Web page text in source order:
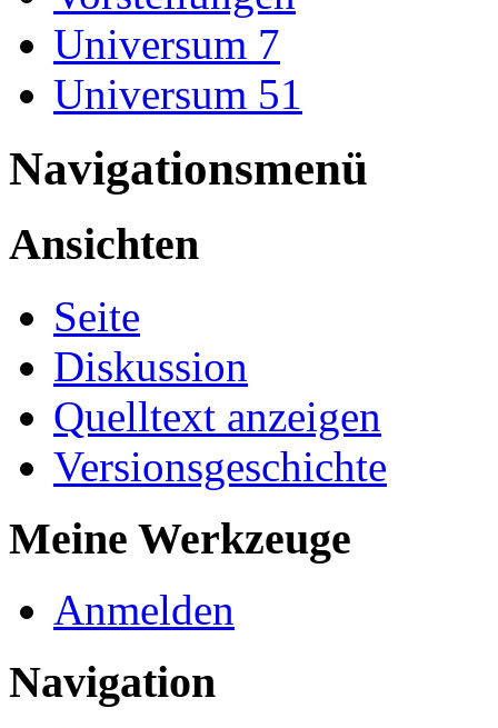
Universum 7
Universum 51
Navigationsmenü
Ansichten
Seite
Diskussion
Quelltext anzeigen
Versionsgeschichte
Meine Werkzeuge
Anmelden
Navigation